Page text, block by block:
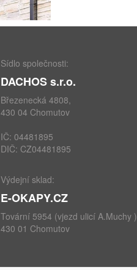
Sídlo společnosti:
DACHOS s.r.o.
Březenecká 4808,
430 04 Chomutov
IČ: 04481895
DIČ: CZ04481895
Výdejní sklad:
E-OKAPY.CZ
Tovární 5954 (vjezd ulicí A.Muchy )
430 01 Chomutov